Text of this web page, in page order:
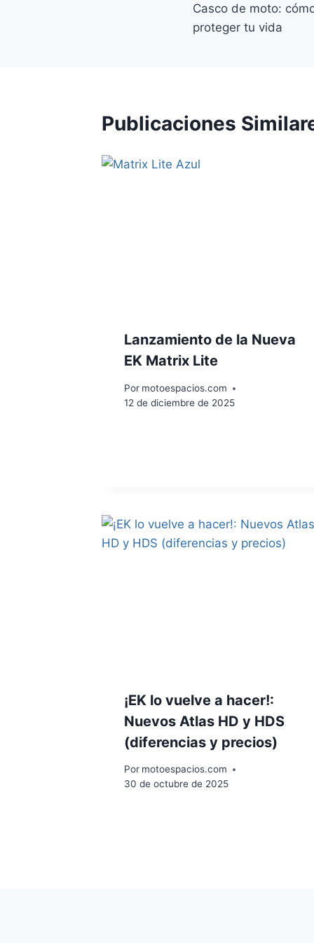
de
Casco de moto:
proteger tu vida
Publicaciones
Lanzamiento de la Nueva
EK Matrix Lite
Por motoespacios.com
12 de diciembre de 2025
¡EK lo vuelve a hacer!:
Nuevos Atlas HD y HDS
(diferencias y precios)
Por motoespacios.com
30 de octubre de 2025